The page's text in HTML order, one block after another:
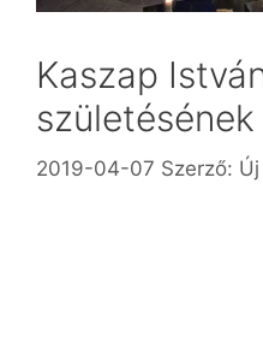
Kaszap
2019-04-07 Szerző: